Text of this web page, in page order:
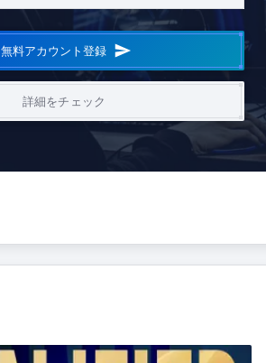
無料アカウント登録
詳細をチェック